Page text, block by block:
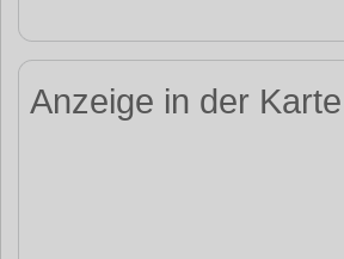
Anzeige in der Karte